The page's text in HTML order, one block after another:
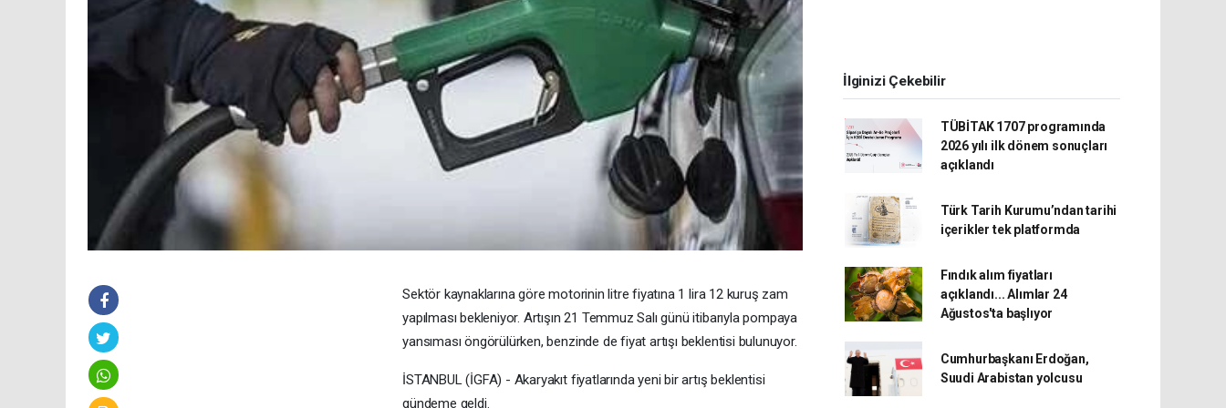
Sektör kaynaklarına göre motorinin litre fiyatına 1 lira 12 kuruş zam
yapılması bekleniyor. Artışın 21 Temmuz Salı günü itibarıyla pompaya
yansıması öngörülürken, benzinde de fiyat artışı beklentisi bulunuyor.
İSTANBUL (İGFA) - Akaryakıt fiyatlarında yeni bir artış beklentisi
gündeme geldi.
İlginizi Çekebilir
TÜBİTAK 1707 programında
2026 yılı ilk dönem sonuçları
açıklandı
Türk Tarih Kurumu’ndan tarihi
içerikler tek platformda
Fındık alım fiyatları
açıklandı... Alımlar 24
Ağustos'ta başlıyor
Cumhurbaşkanı Erdoğan,
Suudi Arabistan yolcusu